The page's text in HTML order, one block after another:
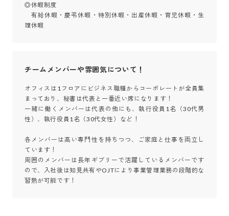
◎休暇制度
有給休暇・慶弔休暇・特別休暇・出産休暇・育児休暇・生
理休暇
チームメンバーや雰囲気について！
オフィスは1フロアにビジネス職種からコーポレートが全員集
まっており、秘書は代表と一番近い席になります！
一緒に働くメンバーは代表の他にも、執行役員1名（30代男
性）、執行役員1名（30代女性）など！
各メンバーは高い専門性を持ちつつ、ご家庭と仕事を両立し
ています！
周囲のメンバーは長年ギブリーで活躍しているメンバーです
ので、入社後は知見共有やOJTにより事業管理業務の段階的な
習熟が可能です！